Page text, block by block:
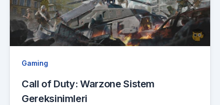
Gaming
Call of Duty: Warzone Sistem
Gereksinimleri